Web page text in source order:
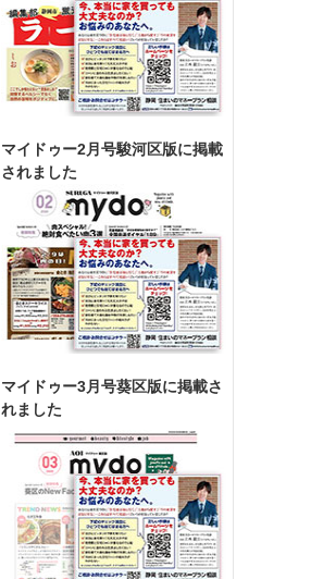
マイドゥー2月号駿河区版に掲載
されました
マイドゥー3月号葵区版に掲載さ
れました